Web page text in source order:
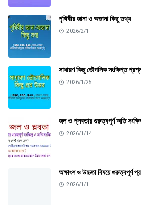
পৃথিবীর জানা ও অজানা কিছু তথ্য
2026/2/1
সাধারণ কিছু ভৌগলিক সংক্ষিপ্ত
2026/1/25
জল ও প্লবতার গুরুত্বপূর্ণ অতি
2026/1/14
অক্ষাংশ ও উচ্চতা বিষয়ে গুরুত্বপূর্ণ
2026/1/1